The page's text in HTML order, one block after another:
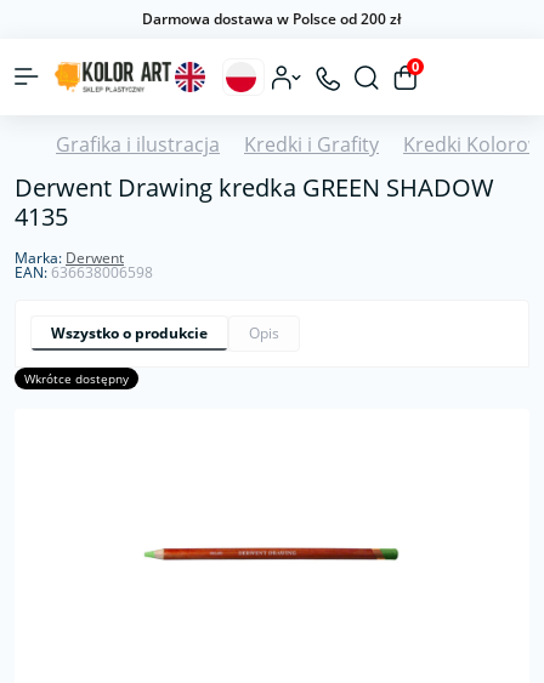
Darmowa dostawa w Polsce od 200 zł
0
Grafika i ilustracja Kredki i Grafity Kredki
Derwent Drawing kredka GREEN SHADOW
4135
Marka: Derwent
EAN:636638006598
Wszystko o produkcie Opis
Wkrótce dostępny